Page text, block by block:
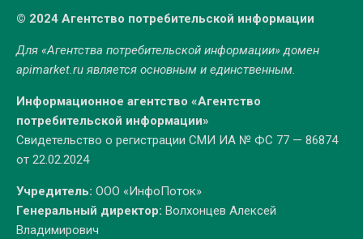
© 2024 Агентство потребительской информации
Для «Агентства потребительской информации» домен
apimarket.ruявляется основным и единственным.
Информационное агентство «Агентство
потребительской информации»
Свидетельство о регистрации СМИ ИА № ФС 77 — 86874
от 22.02.2024
Учредитель: ООО «ИнфоПоток»
Генеральный директор: Волхонцев Алексей
Владимирович